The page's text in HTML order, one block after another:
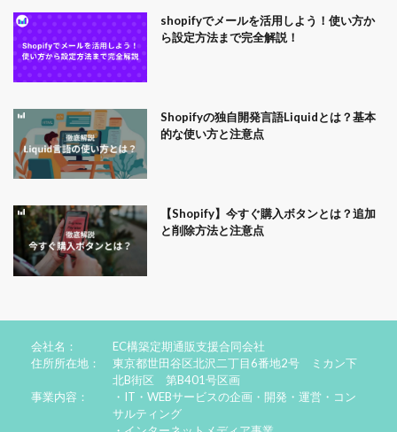
shopifyでメールを活用しよう！使い方か
ら設定方法まで完全解説！
Shopifyの独自開発言語Liquidとは？基本
的な使い方と注意点
【Shopify】今すぐ購入ボタンとは？追加
と削除方法と注意点
会社名：
EC構築定期通販支援合同会社
住所所在地：
東京都世田谷区北沢二丁目6番地2号 ミカン下
北B街区 第B401号区画
事業内容：
・IT・WEBサービスの企画・開発・運営・コン
サルティング